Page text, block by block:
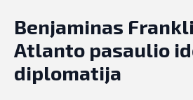
Benjaminas
Atlanto pasaulio
diplomatija